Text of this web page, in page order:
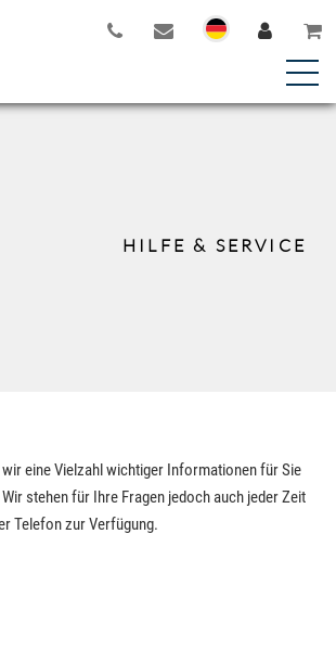
HILFE & SERVICE
eine Vielzahl wichtiger Informationen für Sie
stehen für Ihre Fragen jedoch auch jeder Zeit
Telefon zur Verfügung.